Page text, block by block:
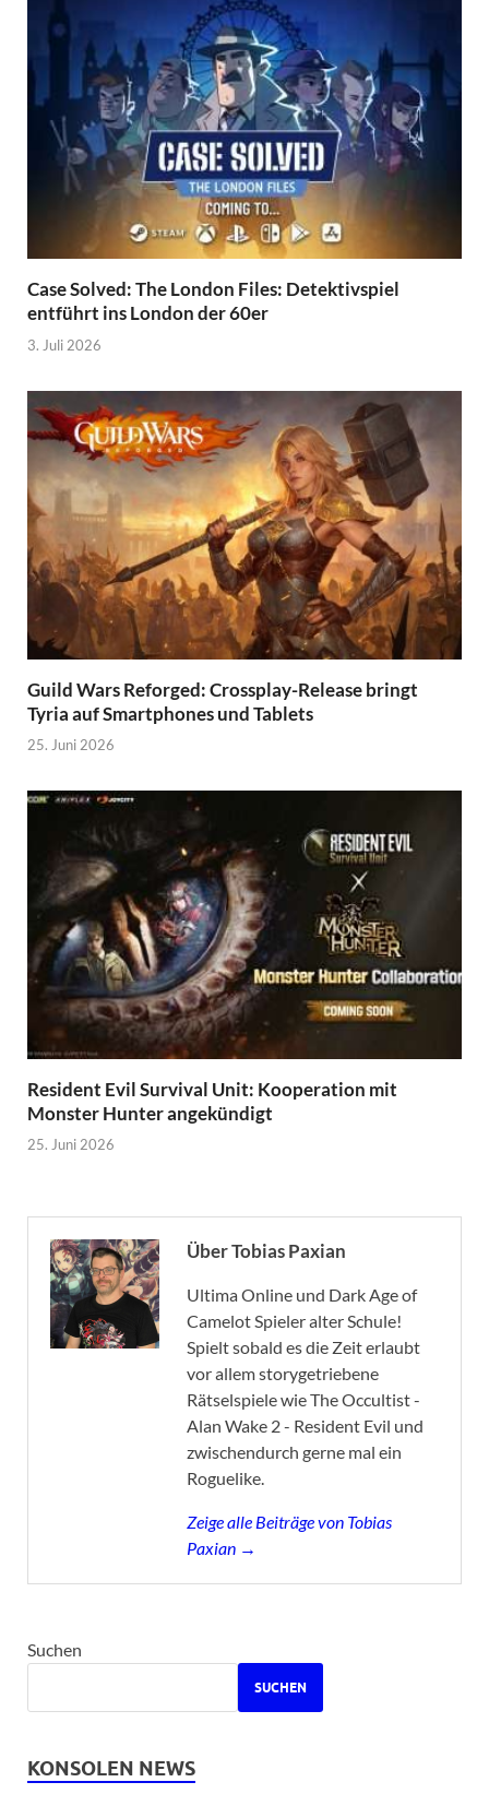
Case Solved: The London Files: Detektivspiel
entführt ins London der 60er
3. Juli 2026
Guild Wars Reforged: Crossplay-Release bringt
Tyria auf Smartphones und Tablets
25. Juni 2026
Resident Evil Survival Unit: Kooperation mit
Monster Hunter angekündigt
25. Juni 2026
Über Tobias Paxian
Ultima Online und Dark Age of
Camelot Spieler alter Schule!
Spielt sobald es die Zeit erlaubt
vor allem storygetriebene
Rätselspiele wie The Occultist -
Alan Wake 2 - Resident Evil und
zwischendurch gerne mal ein
Roguelike.
Zeige alle Beiträge von Tobias
Paxian →
Suchen
SUCHEN
KONSOLEN NEWS